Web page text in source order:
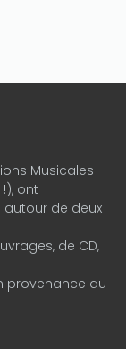
Musicales
ont
de deux
de CD,
provenance du